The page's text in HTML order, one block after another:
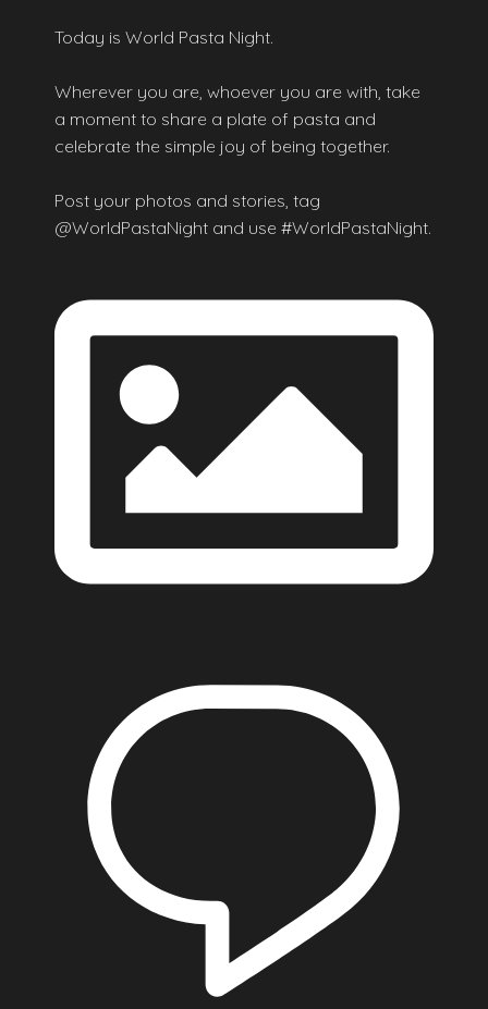
Today is World Pasta Night.
Wherever you are, whoever you are with, take
a moment to share a plate of pasta and
celebrate the simple joy of being together.
Post your photos and stories, tag
@WorldPastaNight and use #WorldPastaNight.